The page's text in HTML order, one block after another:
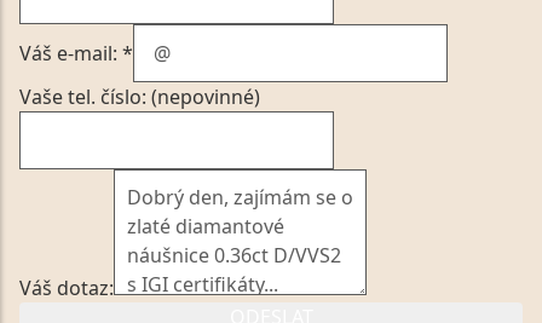
Váš e-mail: *
Vaše tel. číslo: (nepovinné)
Váš dotaz: